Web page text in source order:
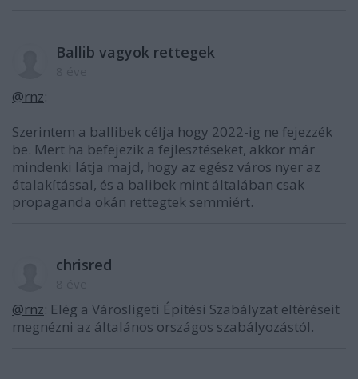
Ballib vagyok rettegek
@rnz:
Szerintem a ballibek célja hogy 2022-ig ne fejezzék
be. Mert ha befejezik a fejlesztéseket, akkor már
mindenki látja majd, hogy az egész város nyer az
átalakítással, és a balibek mint általában csak
propaganda okán rettegtek semmiért.
chrisred
@rnz: Elég a Városligeti Építési Szabályzat eltéréseit
megnézni az általános országos szabályozástól.